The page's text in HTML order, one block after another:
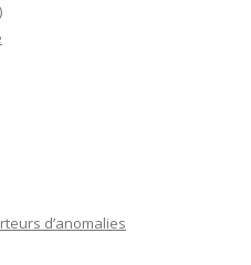
d’anomalies